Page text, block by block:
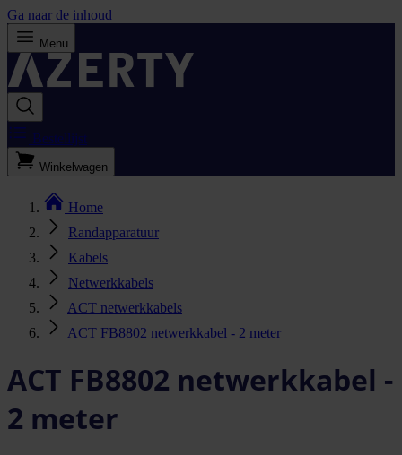
Ga naar de inhoud
Menu
Bestellijst
Winkelwagen
Home
Randapparatuur
Kabels
Netwerkkabels
ACT netwerkkabels
ACT FB8802 netwerkkabel - 2 meter
ACT FB8802 netwerkkabel -
2 meter